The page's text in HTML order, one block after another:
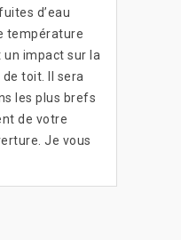
d’eau
température
un impact sur la
toit. Il sera
les plus brefs
de votre
Je vous